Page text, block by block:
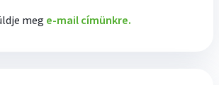
meg e-mail címünkre.